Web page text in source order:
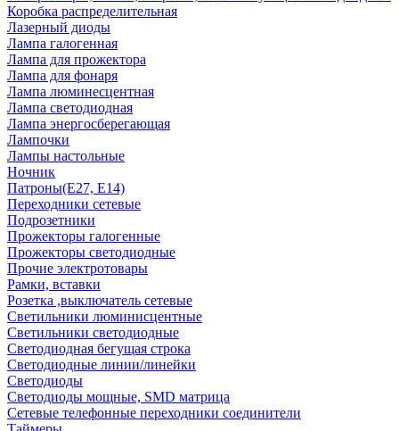
Коробка распределительная
Лазерный диоды
Лампа галогенная
Лампа для прожектора
Лампа для фонаря
Лампа люминесцентная
Лампа светодиодная
Лампа энергосберегающая
Лампочки
Лампы настольные
Ночник
Патроны(Е27, Е14)
Переходники сетевые
Подрозетники
Прожекторы галогенные
Прожекторы светодиодные
Прочие электротовары
Рамки, вставки
Розетка ,выключатель сетевые
Светильники люминисцентные
Светильники светодиодные
Светодиодная бегущая строка
Светодиодные линии/линейки
Светодиоды
Светодиоды мощные, SMD матрица
Сетевые телефонные переходники соединители